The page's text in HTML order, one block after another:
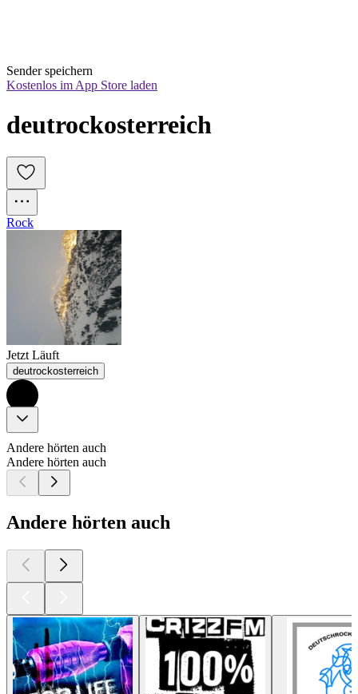
Sender speichern
Kostenlos im App Store laden
deutrockosterreich
Rock
Jetzt Läuft
deutrockosterreich
Andere hörten auch
Andere hörten auch
Andere hörten auch